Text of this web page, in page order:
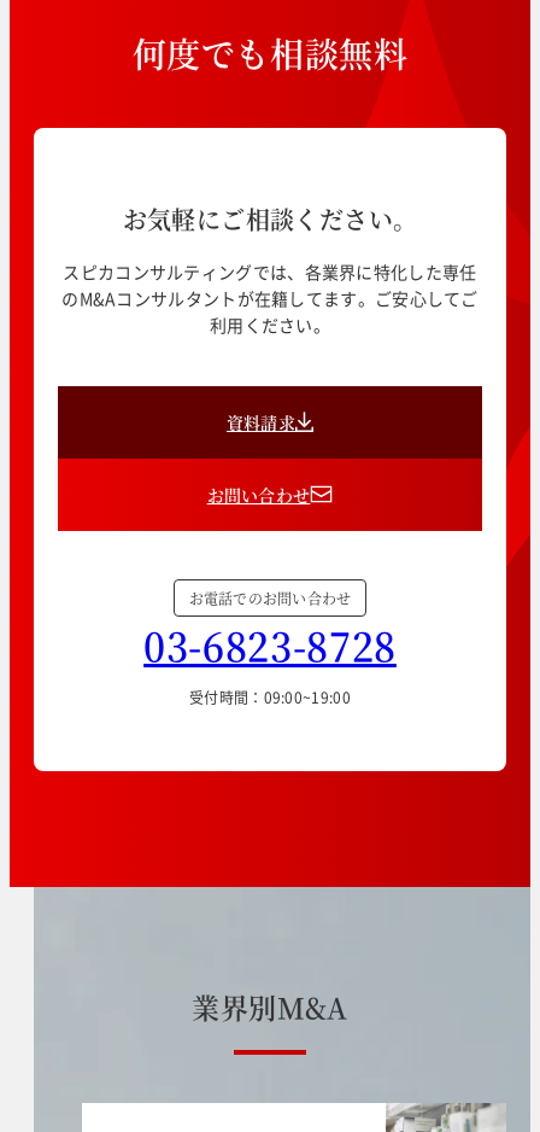
何度でも相談無料
お気軽にご相談ください。
スピカコンサルティングでは、各業界に特化した専任
のM&Aコンサルタントが在籍してます。ご安心してご
利用ください。
資料請求
お問い合わせ
お電話でのお問い合わせ
03-6823-8728
受付時間：09:00~19:00
業界別M&A